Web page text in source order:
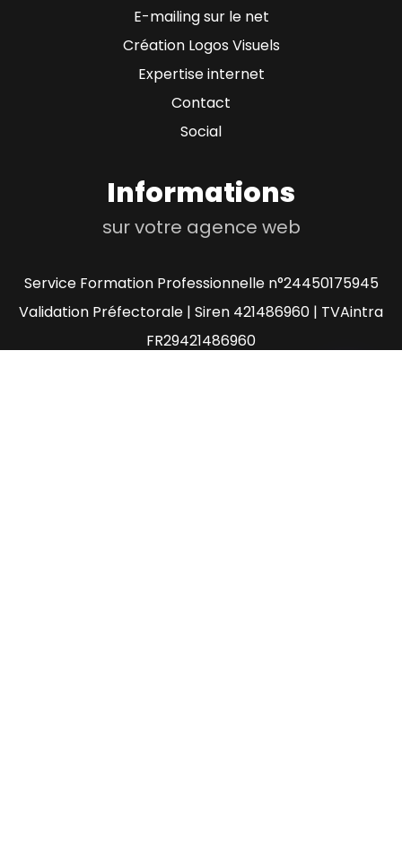
E-mailing sur le net
Création Logos Visuels
Expertise internet
Contact
Social
Informations
sur votre agence web
Service Formation Professionnelle n°24450175945
Validation Préfectorale | Siren 421486960 | TVAintra
FR29421486960